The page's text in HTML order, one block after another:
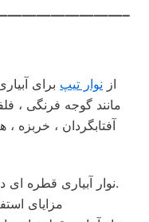
از نوار تیپ برای
مانند گوجه فرنگی ،
آفتابگردان ، خربزه
نوار آبیاری قطره ای در گلخانه ها نیز قابل استفاده می باشد.
مزایای